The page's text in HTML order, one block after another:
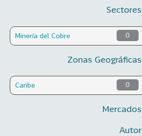
Sectores
Minería del Cobre 0
Zonas Geográficas
Caribe 0
Mercados
Autor